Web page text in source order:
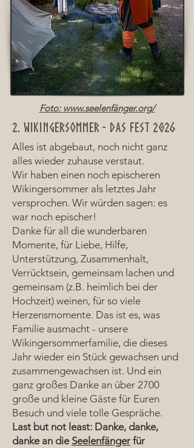
Foto: www.seelenfänger.org/
2. Wikingersommer - DAS FEST 2026
Alles ist abgebaut, noch nicht ganz
alles wieder zuhause verstaut.
Wir haben einen noch epischeren
Wikingersommer als letztes Jahr
versprochen. Wir würden sagen: es
war noch epischer!
Danke für all die wunderbaren
Momente, für Liebe, Hilfe,
Unterstützung, Zusammenhalt,
Verrücktsein, gemeinsam lachen und
gemeinsam (z.B. heimlich bei der
Hochzeit) weinen, für so viele
Herzensmomente. Das ist es, was
Familie ausmacht - unsere
Wikingersommerfamilie, die dieses
Jahr wieder ein Stück gewachsen und
zusammengewachsen ist. Und ein
ganz großes Danke an über 2700
große und kleine Gäste für Euren
Besuch und viele tolle Gespräche.
Last but not least: Danke, danke,
danke an die Seelenfänger für